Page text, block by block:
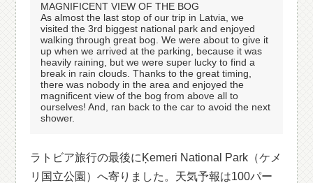
MAGNIFICENT VIEW OF THE BOG
As almost the last stop of our trip in Latvia, we
visited the 3rd biggest national park and enjoyed
walking through great bog. We were about to give it
up when we arrived at the parking, because it was
heavily raining, but we were super lucky to find a
break in rain clouds. Thanks to the great timing,
there was nobody in the area and enjoyed the
magnificent view of the bog from above all to
ourselves! And, ran back to the car to avoid the next
shower.
ラトビア旅行の最後にĶemeri National Park（ケメ
リ国立公園）へ寄りました。天気予報は100パー